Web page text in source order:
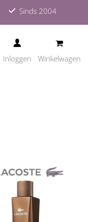
Sinds 2004
Inloggen Winkelwagen